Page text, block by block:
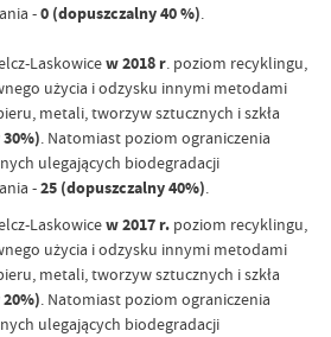
-0 (dopuszczalny 40 %).
Laskowicew 2018 r. poziom recyklingu,
użycia i odzysku innymi metodami
metali, tworzyw sztucznych i szkła
. Natomiast poziom ograniczenia
ulegających biodegradacji
-25 (dopuszczalny 40%).
Laskowicew 2017 r. poziom recyklingu,
użycia i odzysku innymi metodami
metali, tworzyw sztucznych i szkła
. Natomiast poziom ograniczenia
ulegających biodegradacji